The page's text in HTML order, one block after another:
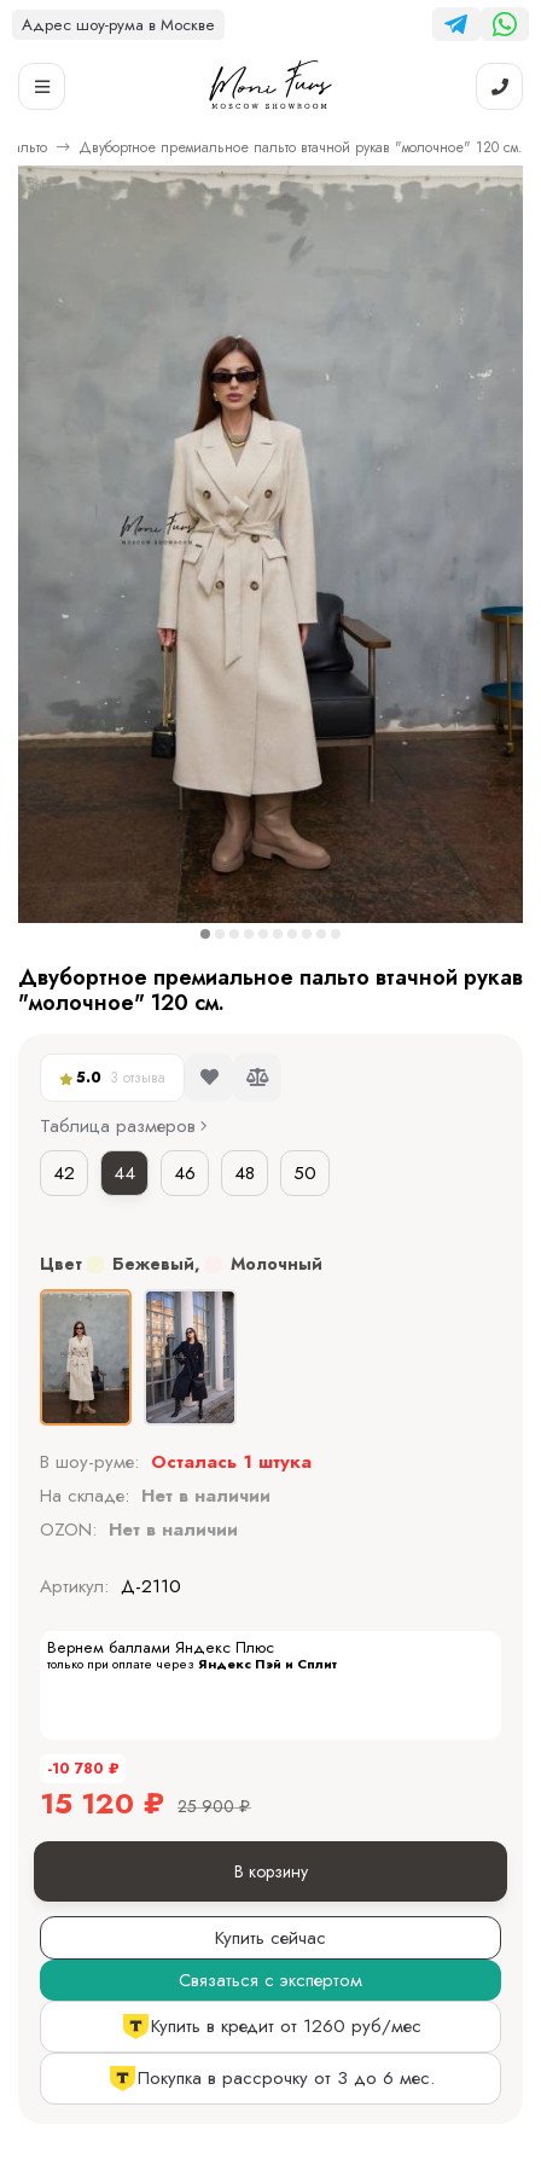
Адрес шоу-рума в Москве
Пальто Двубортное премиальное пальто втачной рукав "молочное" 120 см.
Двубортное премиальное пальто втачной рукав
"молочное" 120 см.
5.0 3 отзыва
Таблица размеров
42
44 46 48 50
Цвет Бежевый, Молочный
В шоу-руме: Осталась 1 штука
На складе: Нет в наличии
OZON: Нет в наличии
Артикул: Д-2110
Вернем баллами Яндекс Плюс
только при оплате через Яндекс Пэй и Сплит
-10 780 ₽
15 120 ₽ 25 900 ₽
В корзину
Купить сейчас
Связаться с экспертом
Купить в кредит от 1260 руб/мес
Покупка в рассрочку от 3 до 6 мес.